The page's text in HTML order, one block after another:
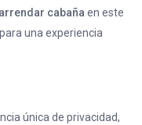
arrendar cabaña en este
una experiencia
única de privacidad,